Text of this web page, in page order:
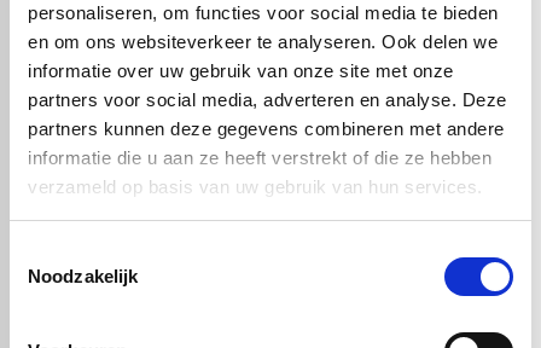
personaliseren, om functies voor social media te bieden
en om ons websiteverkeer te analyseren. Ook delen we
informatie over uw gebruik van onze site met onze
partners voor social media, adverteren en analyse. Deze
partners kunnen deze gegevens combineren met andere
informatie die u aan ze heeft verstrekt of die ze hebben
verzameld op basis van uw gebruik van hun services.
Noodzakelijk
helpen. Zij kunnen u vaak
telefonisch relevant advies geven
het materiaal even in het echt
bekijken? Geen probleem. Vraag
hier gratis een proefstuk aan van
het gewenste materiaal. Kies
materiaalsoort en per dikte.